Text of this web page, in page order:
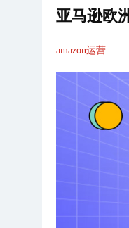
亚马逊欧
amazon运营